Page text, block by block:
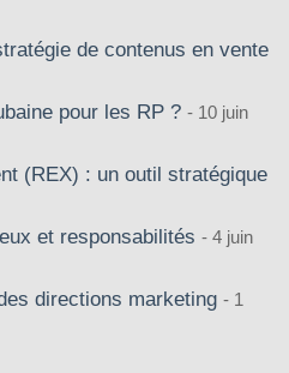
de contenus en vente
pour les RP ?
10 juin
(REX) : un outil stratégique
et responsabilités
4 juin
directions marketing
1